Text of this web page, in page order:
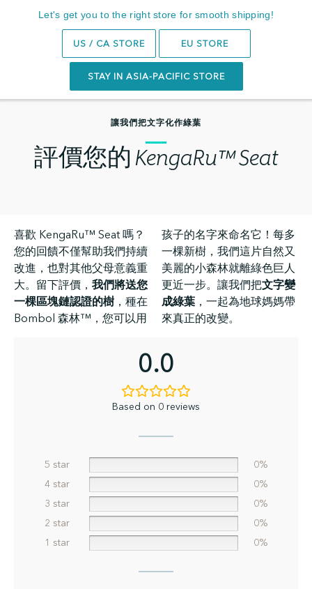
Let's get you to the right store for smooth shipping!
US / CA STORE EU STORE
STAY IN ASIA-PACIFIC STORE
Search
讓我們把文字化作綠葉
評價您的 KengaRu™ Seat
喜歡 KengaRu™ Seat 嗎？
您的回饋不僅幫助我們持續
改進，也對其他父母意義重
大。留下評價， 我們將送您
一棵區塊鏈認證的樹 ，種在
Bombol 森林™，您可以用
孩子的名字來命名它！每多
一棵新樹，我們這片自然又
美麗的小森林就離綠色巨人
更近一步。讓我們把文字變
成綠葉 ，一起為地球媽媽帶
來真正的改變。
0.0
Based on 0 reviews
5 star
0%
4 star
0%
3 star
0%
2 star
0%
1 star
0%